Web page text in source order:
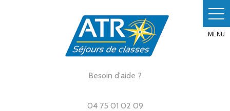
Besoin d'aide ?
04 75 01 02 09